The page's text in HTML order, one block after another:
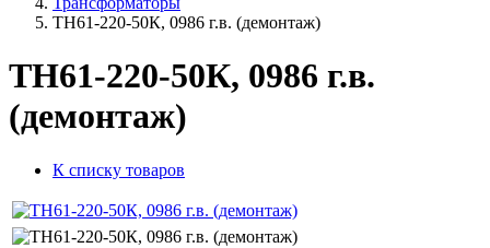
ТН61-220-50К, 0986 г.в. (демонтаж)
ТН61-220-50К, 0986 г.в.
(демонтаж)
К списку товаров